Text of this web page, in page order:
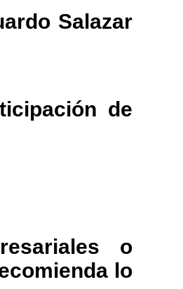
Salazar
de
o
lo